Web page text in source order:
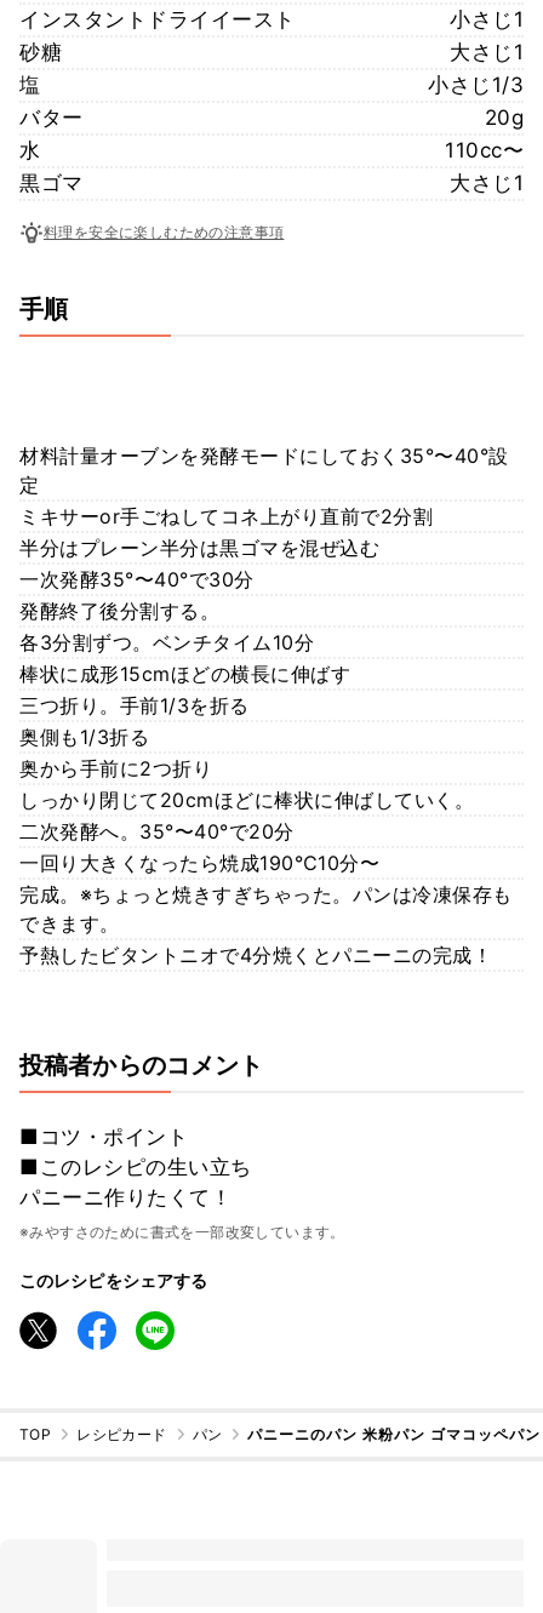
インスタントドライイースト
小さじ1
砂糖
大さじ1
塩
小さじ1/3
バター
20g
水
110cc〜
黒ゴマ
大さじ1
料理を安全に楽しむための注意事項
手順
材料計量オーブンを発酵モードにしておく35°〜40°設
定
ミキサーor手ごねしてコネ上がり直前で2分割
半分はプレーン半分は黒ゴマを混ぜ込む
一次発酵35°〜40°で30分
発酵終了後分割する。
各3分割ずつ。ベンチタイム10分
棒状に成形15cmほどの横長に伸ばす
三つ折り。手前1/3を折る
奥側も1/3折る
奥から手前に2つ折り
しっかり閉じて20cmほどに棒状に伸ばしていく。
二次発酵へ。35°〜40°で20分
一回り大きくなったら焼成190℃10分〜
完成。※ちょっと焼きすぎちゃった。パンは冷凍保存も
できます。
予熱したビタントニオで4分焼くとパニーニの完成！
投稿者からのコメント
■コツ・ポイント
■このレシピの生い立ち
パニーニ作りたくて！
※みやすさのために書式を一部改変しています。
このレシピをシェアする
TOP レシピカード パン パニーニのパン 米粉パン ゴマコッペパン